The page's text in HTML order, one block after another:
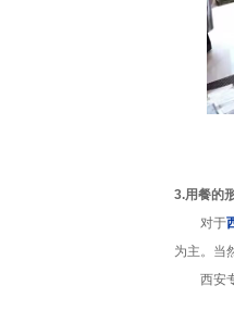
3.用餐的
对于
为主。当
西安专